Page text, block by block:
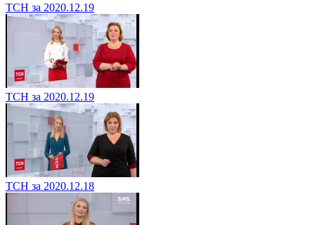
ТСН за 2020.12.19
ТСН за 2020.12.19
ТСН за 2020.12.18